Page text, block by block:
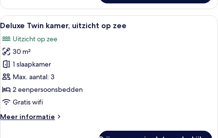
Twin
kamer,
uitzicht
zwembad
Alle
foto's
voor
Deluxe
Twin
kamer,
uitzicht
op
laden
Hotelkamer met een grote televisie,
4
Deluxe Twin kamer, uitzicht op zee
Uitzicht op zee
30 m²
1 slaapkamer
Max. aantal: 3
2 eenpersoonsbedden
Gratis wifi
Meer informatie
Meer